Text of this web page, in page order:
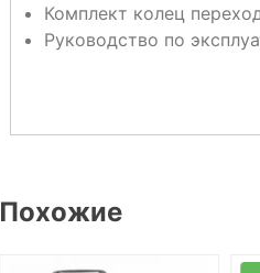
Комплект колец
Руководство по
Похожие